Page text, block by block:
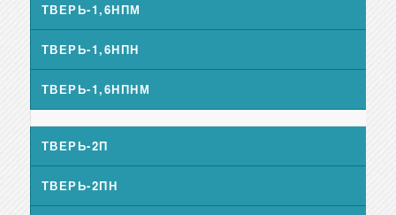
ТВЕРЬ-1,6НПМ
ТВЕРЬ-1,6НПН
ТВЕРЬ-1,6НПНМ
ТВЕРЬ-2П
ТВЕРЬ-2ПН